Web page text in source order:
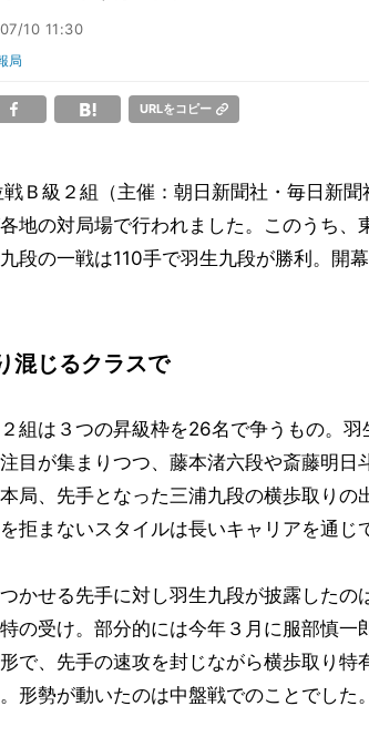
10 11:30
局
URLをコピー
Ｂ級２組（主催：朝日新聞社・毎日新
地の対局場で行われました。このうち、
九段の一戦は110手で羽生九段が勝利。開
混じるクラスで
組は３つの昇級枠を26名で争うもの。
目が集まりつつ、藤本渚六段や斎藤明
局、先手となった三浦九段の横歩取りの
拒まないスタイルは長いキャリアを通じ
かせる先手に対し羽生九段が披露した
の受け。部分的には今年３月に服部慎
で、先手の速攻を封じながら横歩取り
形勢が動いたのは中盤戦でのことでした。